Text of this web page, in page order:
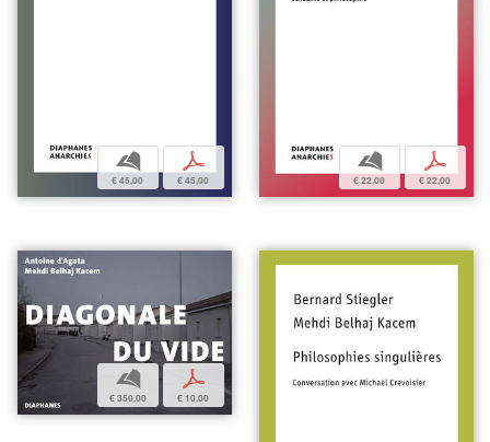
b
€ 45,00
p
€ 45,00
b
€ 22,00
p
€ 22,00
b
€ 350,00
p
€ 10,00